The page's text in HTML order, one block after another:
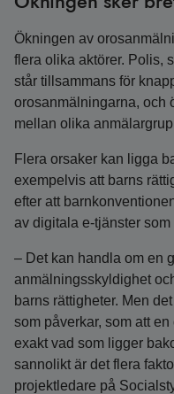
Ökningen av
flera olika aktörer. Polis,
står tillsammans för
orosanmälningarna, och
mellan olika
Flera orsaker kan ligga
exempelvis att barns
efter att
av digitala e-tjänster
– Det kan handla om en
anmälningsskyldighet
barns rättigheter. Men
som påverkar, som att
exakt vad som ligger
sannolikt är det flera
projektledare på